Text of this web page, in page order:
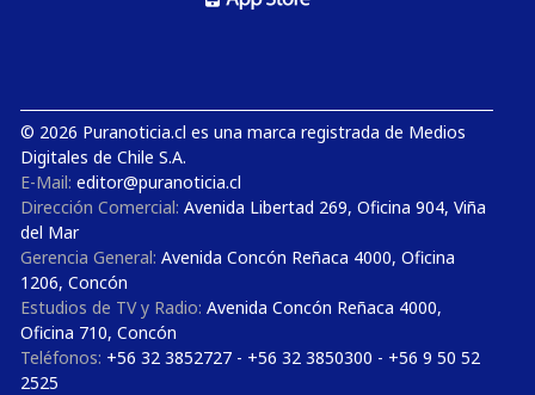
© 2026 Puranoticia.cl es una marca registrada de Medios
Digitales de Chile S.A.
E-Mail: editor@puranoticia.cl
Dirección Comercial: Avenida Libertad 269, Oficina 904, Viña
del Mar
Gerencia General: Avenida Concón Reñaca 4000, Oficina
1206, Concón
Estudios de TV y Radio: Avenida Concón Reñaca 4000,
Oficina 710, Concón
Teléfonos: +56 32 3852727 - +56 32 3850300 - +56 9 50 52
2525